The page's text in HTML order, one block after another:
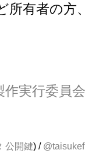
所有者の方
実行委員
公開鍵) / @taisukef